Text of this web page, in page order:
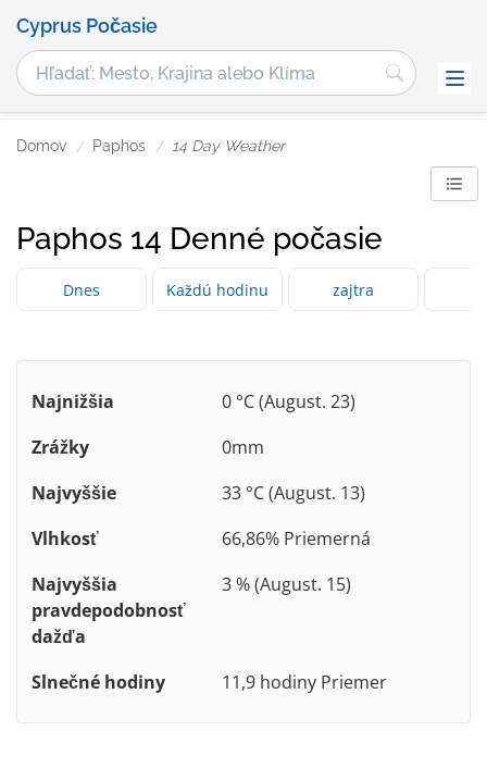
Cyprus Počasie
Domov Paphos 14 Day Weather
Paphos 14 Denné počasie
Dnes Každú hodinu zajtra
Najnižšia
0 °C (August. 23)
Zrážky
0mm
Najvyššie
33 °C (August. 13)
Vlhkosť
66,86% Priemerná
Najvyššia
pravdepodobnosť
dažďa
3 % (August. 15)
Slnečné hodiny 11,9 hodiny Priemer